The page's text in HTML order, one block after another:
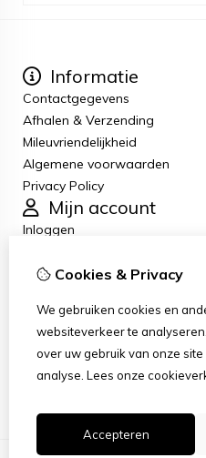
Informatie
Contactgegevens
Afhalen & Verzending
Mileuvriendelijkheid
Algemene voorwaarden
Privacy Policy
Mijn account
Inloggen
Verlanglijst
Klantenservice
Contact
Retourneren
Sitemap
Cookies & Privacy
We gebruiken cookies en
websiteverkeer te
over uw gebruik van onze
analyse. Lees onze
Accepteren